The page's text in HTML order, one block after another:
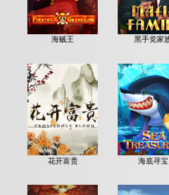
海贼王 黑手党家
花开富贵 海底寻宝